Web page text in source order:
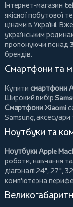
Інтернет-магазин
якісної побутової
цінами в Україні.
українським
пропонуючи понад
брендів.
Смартфони та
Купити смартфони
Широкий вибір
Смартфони Xiaomi
Samsung, аксесуари
Ноутбуки та
Ноутбуки Apple
роботи, навчання та
діагоналі 24", 27",
комп'ютерна